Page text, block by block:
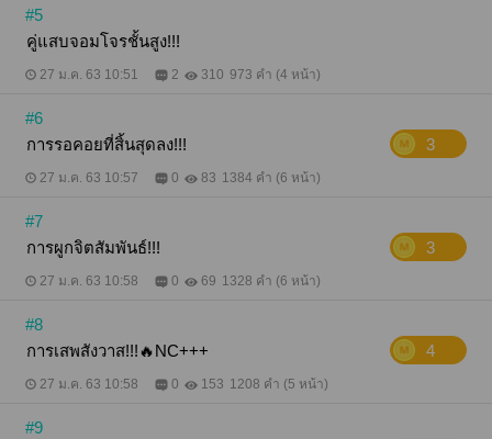
#5
คู่แสบจอมโจรชั้นสูง!!!
27 ม.ค. 63 10:51 2 310 973 คำ (4 หน้า)
#6
การรอคอยที่สิ้นสุดลง!!!
3
27 ม.ค. 63 10:57 0 83 1384 คำ (6 หน้า)
#7
การผูกจิตสัมพันธ์!!!
3
27 ม.ค. 63 10:58 0 69 1328 คำ (6 หน้า)
#8
การเสพสังวาส!!!🔥NC+++
4
27 ม.ค. 63 10:58 0 153 1208 คำ (5 หน้า)
#9